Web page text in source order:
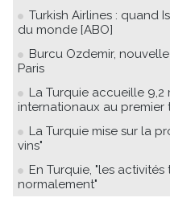
Turkish Airlines : quand
du monde [ABO]
Burcu Ozdemir,
Paris
La Turquie accueille 9,2
internationaux au premier
La Turquie mise sur la
vins"
En Turquie, "les
normalement"